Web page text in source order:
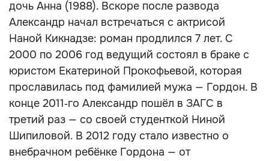
дочь Анна (1988). Вскоре после развода
Александр начал встречаться с актрисой
Наной Кикнадзе: роман продлился 7 лет. С
2000 по 2006 год ведущий состоял в браке с
юристом Екатериной Прокофьевой, которая
прославилась под фамилией мужа — Гордон. В
конце 2011‑го Александр пошёл в ЗАГС в
третий раз — со своей студенткой Ниной
Шипиловой. В 2012 году стало известно о
внебрачном ребёнке Гордона — от